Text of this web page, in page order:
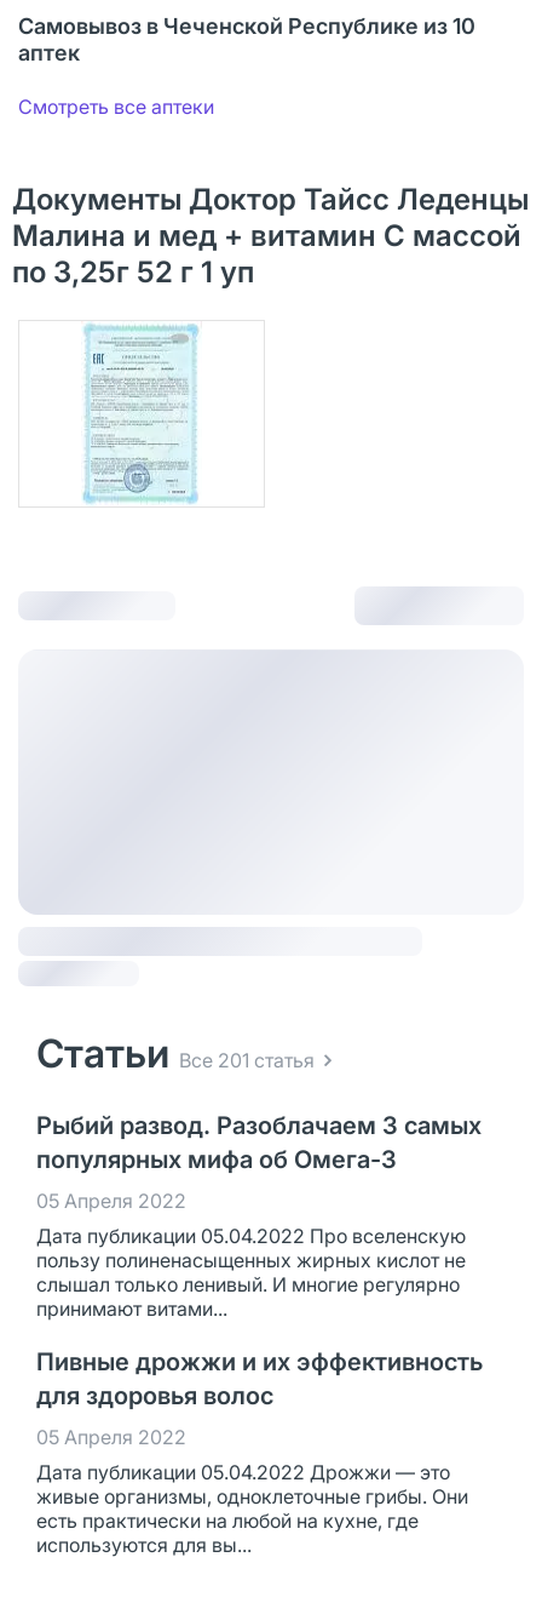
Самовывоз в Чеченской Республике из 10
аптек
Смотреть все аптеки
Документы Доктор Тайсс Леденцы
Малина и мед + витамин С массой
по 3,25г 52 г 1 уп
Статьи Все 201 статья
Рыбий развод. Разоблачаем 3 самых
популярных мифа об Омега-3
05 Апреля 2022
Дата публикации 05.04.2022 Про вселенскую
пользу полиненасыщенных жирных кислот не
слышал только ленивый. И многие регулярно
принимают витами...
Пивные дрожжи и их эффективность
для здоровья волос
05 Апреля 2022
Дата публикации 05.04.2022 Дрожжи — это
живые организмы, одноклеточные грибы. Они
есть практически на любой на кухне, где
используются для вы...